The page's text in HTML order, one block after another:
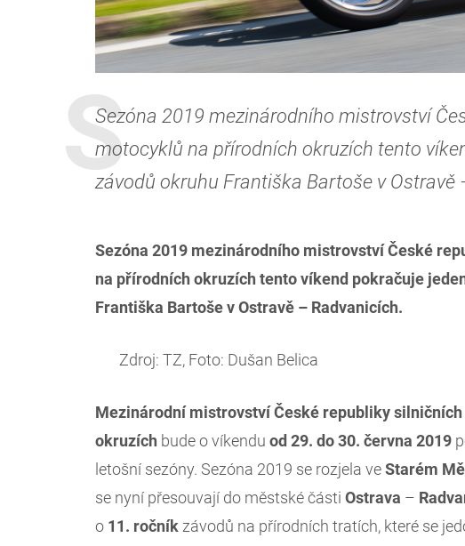
Sezóna 2019 mezinárodního mistrovství
motocyklů na přírodních okruzích tento
závodů okruhu Františka Bartoše v Ostravě
Sezóna 2019 mezinárodního mistrovství České
na přírodních okruzích tento víkend pokračuje
Františka Bartoše v Ostravě – Radvanicích.
Zdroj: TZ, Foto: Dušan Belica
Mezinárodní mistrovství České republikysilničních
okruzích bude o víkendu od 29. do 30. června 2019
letošní sezóny. Sezóna 2019 se rozjela veStarém
se nyní přesouvají do městské části Ostrava –
o 11. ročníkzávodů na přírodních tratích, které se